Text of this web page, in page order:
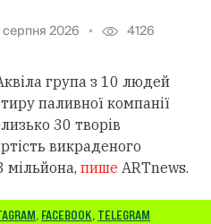
2026 4126
група з 10 людей
паливної компанії
30 творів
викраденого
мільйона, пише ARTnews.
, FACEBOOK, TELEGRAM